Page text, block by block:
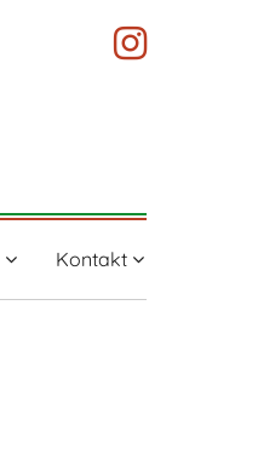
Kontakt